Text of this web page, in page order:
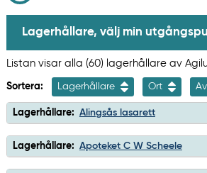
Lagerhållare, välj min
Listan visar alla (60) lagerhållare av
Sortera: Lagerhållare Ort
Lagerhållare: Alingsås lasarett
Lagerhållare: Apoteket C W Scheele